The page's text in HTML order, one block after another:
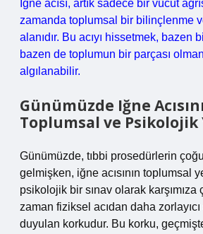
Iğne acısı, artık sadece bir vücut
zamanda toplumsal bir bilinçlenme
alanıdır. Bu acıyı hissetmek, bazen
bazen de toplumun bir parçası
algılanabilir.
Günümüzde Iğne
Toplumsal ve Psikolojik
Günümüzde, tıbbi prosedürlerin
gelmişken, iğne acısının toplumsal
psikolojik bir sınav olarak karşımıza
zaman fiziksel acıdan daha
duyulan korkudur. Bu korku,